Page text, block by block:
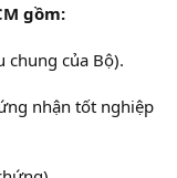
gồm:
chung của Bộ).
nhận tốt nghiệp